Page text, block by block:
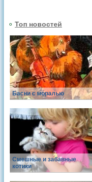
Топ новостей
Басни с моралью
Смешные и забавные
котики